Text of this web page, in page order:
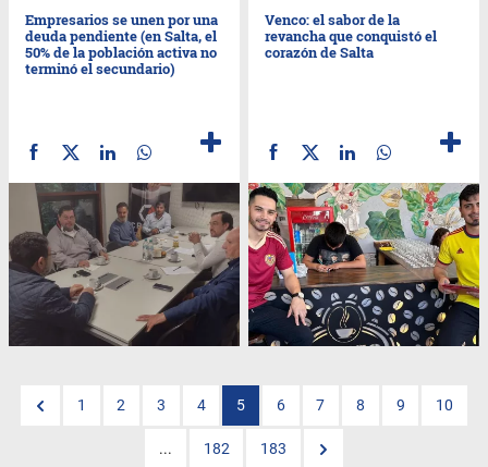
Empresarios se unen por una
deuda pendiente (en Salta, el
50% de la población activa no
terminó el secundario)
Venco: el sabor de la
revancha que conquistó el
corazón de Salta
1 2 3 4 5 6 7 8 9 10
... 182 183